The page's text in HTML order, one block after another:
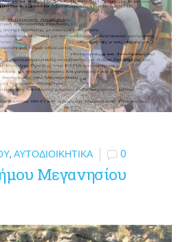
,ΑΥΤΟΔΙΟΙΚΗΤΙΚΆ 0
Μεγανησίου